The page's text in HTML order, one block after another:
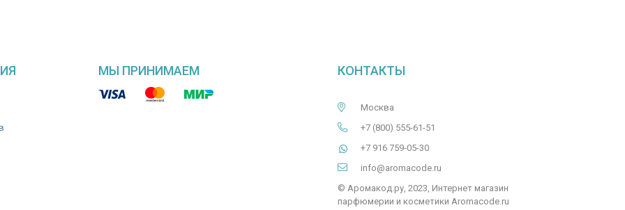
МЫ ПРИНИМАЕМ КОНТАКТЫ
Москва
+7 (800) 555-61-51
+7 916 759-05-30
info@aromacode.ru
© Аромакод.ру, 2023, Интернет магазин
парфюмерии и косметики Aromacode.ru